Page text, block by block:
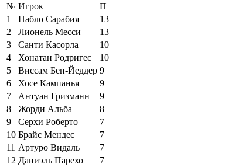
№ Игрок
П
1
Пабло Сарабия
13
2
Лионель Месси
13
3
Санти Касорла
10
4
Хонатан Родригес
10
5
Виссам Бен-Йеддер 9
6
Хосе Кампанья
9
7
Антуан Гризманн
9
8
Жорди Альба
8
9
Серхи Роберто
7
10 Брайс Мендес
7
11 Артуро Видаль
7
12 Даниэль Парехо
7